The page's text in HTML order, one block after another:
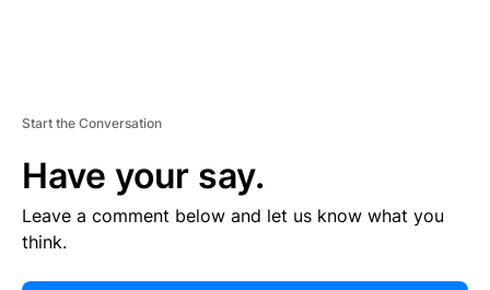
Start the Conversation
Have your say.
Leave a comment below and let us know what you
think.